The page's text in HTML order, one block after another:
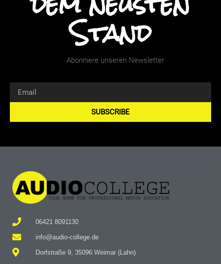
Stand
Abonniere unseren Newsletter
SUBSCRIBE
06421 8091130
info@audio-college.de
Dorfstraße 9, 35096 Weimar (Lahn)